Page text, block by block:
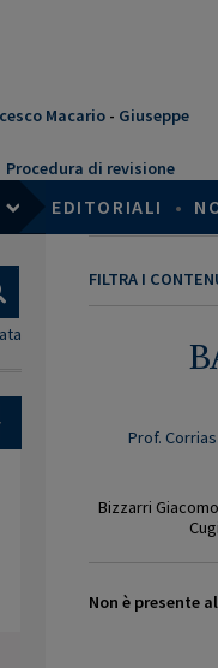
Macario - Giuseppe
Procedura di revisione
EDITORIALI •
FILTRA I
Prof.
Bizzarri
Non è presente